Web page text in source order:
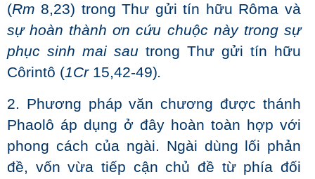
(Rm 8,23) trong Thư gửi tín hữu Rôma và
sự hoàn thành ơn cứu chuộc này trong sự
phục sinh mai sau trong Thư gửi tín hữu
Côrintô (1Cr15,42-49).
2. Phương pháp văn chương được thánh
Phaolô áp dụng ở đây hoàn toàn hợp với
phong cách của ngài. Ngài dùng lối phản
đề, vốn vừa tiếp cận chủ đề từ phía đối